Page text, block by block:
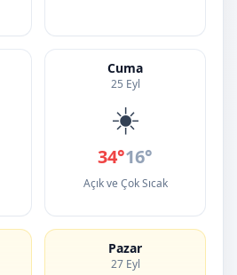
Cuma
25 Eyl
☀️
34°16°
Açık ve Çok Sıcak
Pazar
27 Eyl